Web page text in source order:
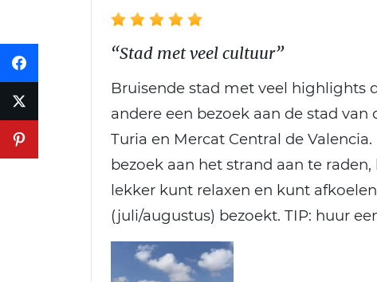
“Stad met veel cultuur”
Bruisende stad met veel highlights
andere een bezoek aan de stad
Turia en Mercat Central de
bezoek aan het strand aan te
lekker kunt relaxen en kunt
(juli/augustus) bezoekt. TIP: huur